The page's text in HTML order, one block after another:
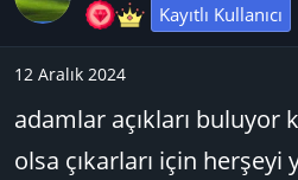
Kayıtlı Kullanıcı
12 Aralık 2024
adamlar açıkları buluyor
olsa çıkarları için herşeyi